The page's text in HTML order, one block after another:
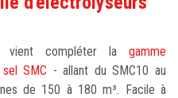
vient compléter la gamme
SMC - allant du SMC10 au
de 150 à 180 m³. Facile à